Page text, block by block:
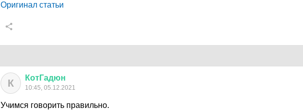
Оригинал статьи
К КотГадюн
10:45, 05.12.2021
Учимся говорить правильно.